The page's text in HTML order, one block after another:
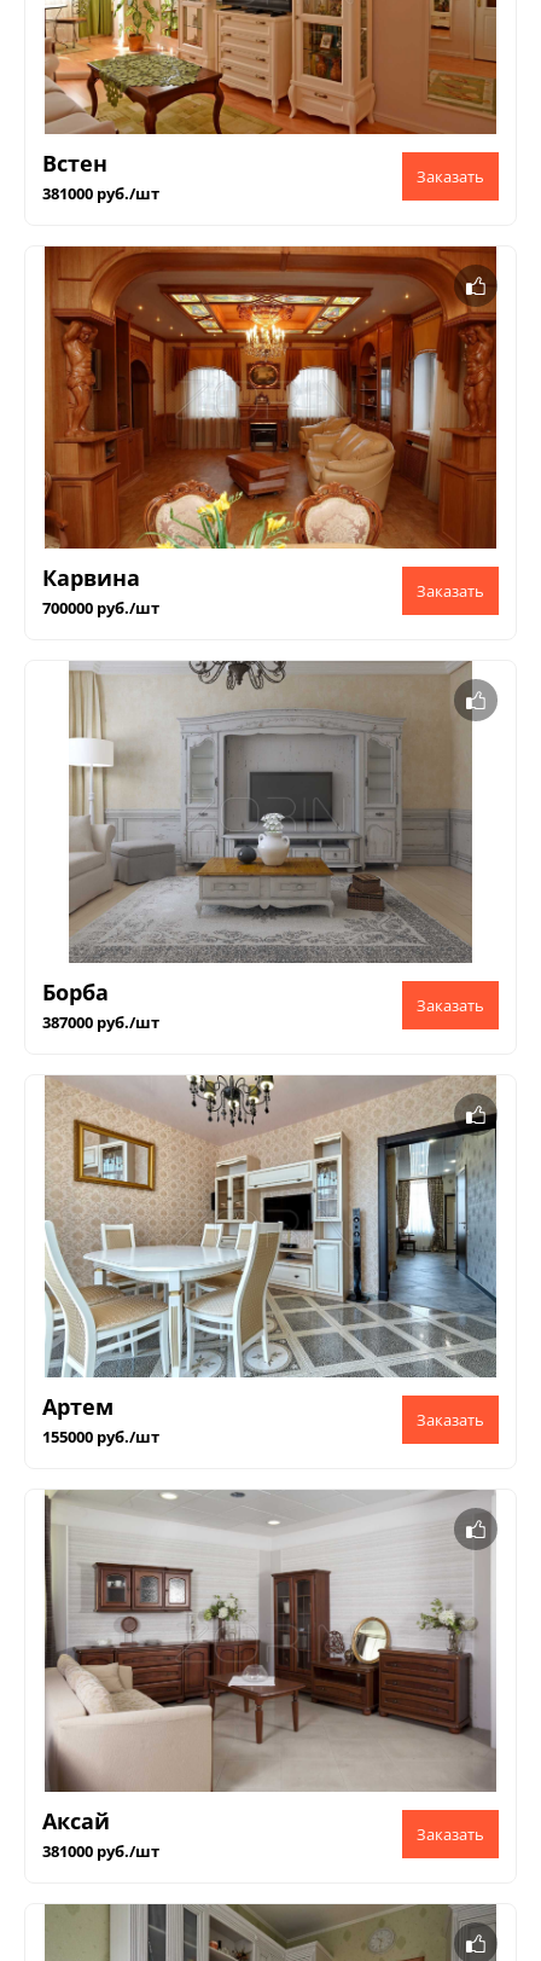
Встен
381000 руб./шт
Карвина
700000 руб./шт
Борба
387000 руб./шт
Артем
155000 руб./шт
Аксай
381000 руб./шт